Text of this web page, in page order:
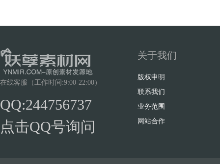
在线客服（工作时间:9:00-22:00）
QQ:244756737
点击QQ号询问
关于我们
版权申明
联系我们
业务范围
网站合作